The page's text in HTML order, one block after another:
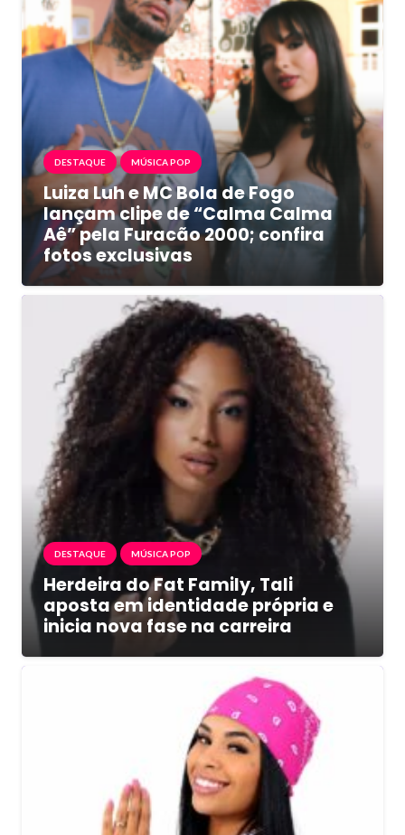
DESTAQUE MÚSICA POP
Luiza Luh e MC Bola de Fogo
lançam clipe de “Calma Calma
Aê” pela Furacão 2000; confira
fotos exclusivas
DESTAQUE MÚSICA POP
Herdeira do Fat Family, Tali
aposta em identidade própria e
inicia nova fase na carreira